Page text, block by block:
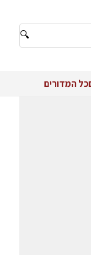
🔍
כל המדורים